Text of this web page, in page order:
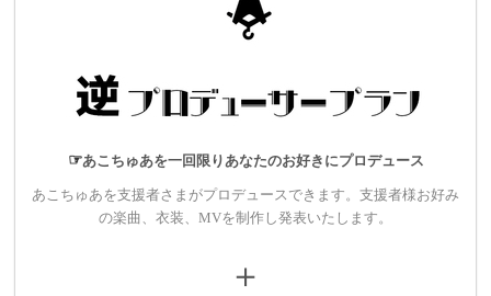
☞あこちゅあを一回限りあなたのお好きにプロデュース
あ こちゅあを支援者さまがプロデュースできます。支援者様お好み
の楽曲、衣装、MVを制作し発表いたします。
＋